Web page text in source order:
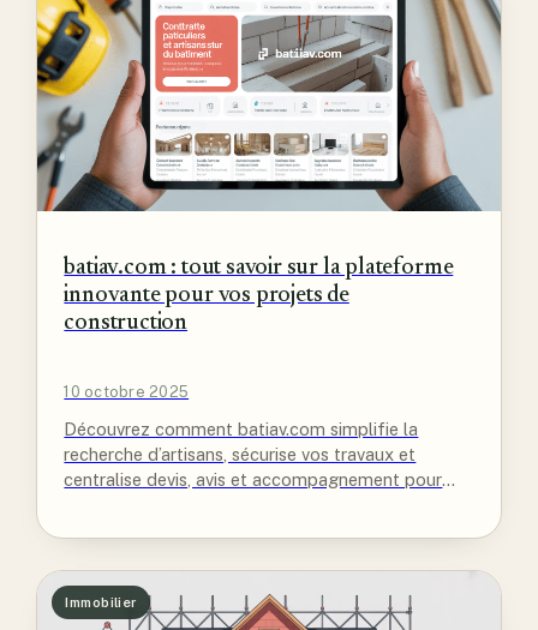
batiav.com : tout savoir sur la plateforme
innovante pour vos projets de
construction
10 octobre 2025
Découvrez comment batiav.com simplifie la
recherche d’artisans, sécurise vos travaux et
centralise devis, avis et accompagnement pour
Immobilier